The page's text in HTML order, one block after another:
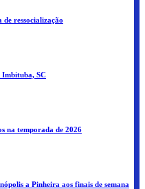
de ressocialização
Imbituba, SC
na temporada de 2026
a Pinheira aos finais de semana